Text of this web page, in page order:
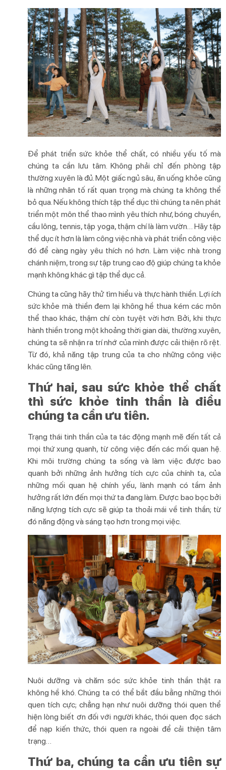
Để phát triển sức khỏe thể chất, có nhiều yếu tố mà
chúng ta cần lưu tâm. Không phải chỉ đến phòng tập
thường xuyên là đủ. Một giấc ngủ sâu, ăn uống khỏe cũng
là những nhân tố rất quan trọng mà chúng ta không thể
bỏ qua. Nếu không thích tập thể dục thì chúng ta nên phát
triển một môn thể thao mình yêu thích như, bóng chuyền,
cầu lông, tennis, tập yoga, thậm chí là làm vườn… Hãy tập
thể dục ít hơn là làm công việc nhà và phát triển công việc
đó để càng ngày yêu thích nó hơn. Làm việc nhà trong
chánh niệm, trong sự tập trung cao độ giúp chúng ta khỏe
mạnh không khác gì tập thể dục cả.
Chúng ta cũng hãy thử tìm hiểu và thực hành thiền. Lợi ích
sức khỏe mà thiền đem lại không hề thua kém các môn
thể thao khác, thậm chí còn tuyệt vời hơn. Bởi, khi thực
hành thiền trong một khoảng thời gian dài, thường xuyên,
chúng ta sẽ nhận ra trí nhớ của mình được cải thiện rõ rệt.
Từ đó, khả năng tập trung của ta cho những công việc
khác cũng tăng lên.
Thứ hai, sau sức khỏe thể chất
thì sức khỏe tinh thần là điều
chúng ta cần ưu tiên.
Trạng thái tinh thần của ta tác động mạnh mẽ đến tất cả
mọi thứ xung quanh, từ công việc đến các mối quan hệ.
Khi môi trường chúng ta sống và làm việc được bao
quanh bởi những ảnh hưởng tích cực của chính ta, của
những mối quan hệ chính yếu, lành mạnh có tầm ảnh
hưởng rất lớn đến mọi thứ ta đang làm. Được bao bọc bởi
năng lượng tích cực sẽ giúp ta thoải mái về tinh thần; từ
đó năng động và sáng tạo hơn trong mọi việc.
Nuôi dưỡng và chăm sóc sức khỏe tinh thần thật ra
không hề khó. Chúng ta có thể bắt đầu bằng những thói
quen tích cực; chẳng hạn như nuôi dưỡng thói quen thể
hiện lòng biết ơn đối với người khác, thói quen đọc sách
để nạp kiến thức, thói quen ra ngoài để cải thiện tâm
trạng…
Thứ ba, chúng ta cần ưu tiên sự